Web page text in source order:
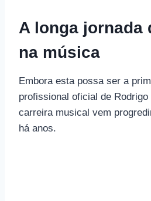
A longa jornada
na música
Embora esta possa ser a
profissional oficial de
carreira musical vem
há anos.